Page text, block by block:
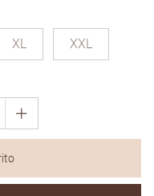
XL XXL